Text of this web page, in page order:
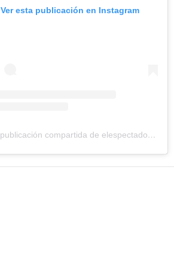
Ver esta publicación en Instagram
Una publicación compartida de elespectadordepanama (@elespectadordepanama)